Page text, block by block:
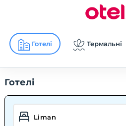
Готелі Термальні
Готелі